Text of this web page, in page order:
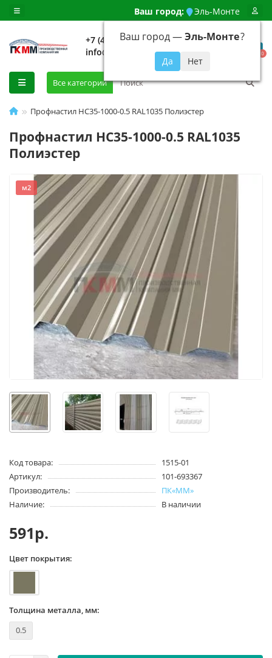
Ваш город: Эль-Монте
Ваш город —Эль-Монте?
+7 (499) 648-92-94
info@evroshtaketnikmoskva.ru
0
Все категории
Профнастил НС35-1000-0.5 RAL1035 Полиэстер
Профнастил НС35-1000-0.5 RAL1035
Полиэстер
м2
Код товара:
1515-01
Артикул:
101-693367
Производитель:
ПК«ММ»
Наличие:
В наличии
591р.
Цвет покрытия:
Толщина металла, мм:
0.5